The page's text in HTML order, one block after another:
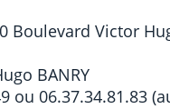
Boulevard Victor
BANRY
ou 06.37.34.81.83